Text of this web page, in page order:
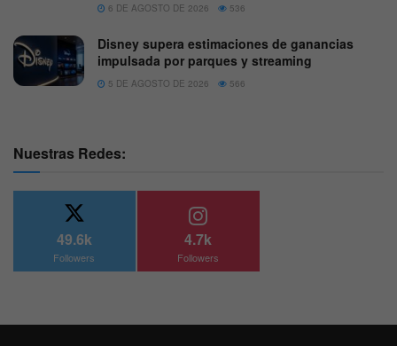
6 DE AGOSTO DE 2026 536
Disney supera estimaciones de ganancias
impulsada por parques y streaming
5 DE AGOSTO DE 2026 566
Nuestras Redes:
49.6k
Followers
4.7k
Followers